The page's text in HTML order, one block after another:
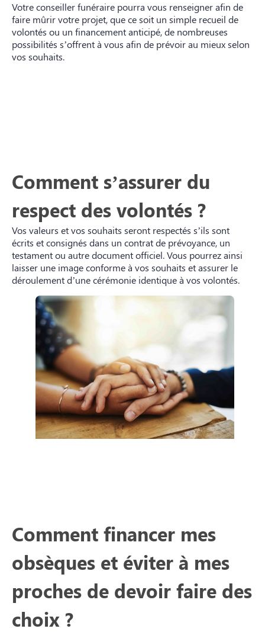
Votre conseiller funéraire pourra vous renseigner afin de
faire mûrir votre projet, que ce soit un simple recueil de
volontés ou un financement anticipé, de nombreuses
possibilités s’offrent à vous afin de prévoir au mieux selon
vos souhaits.
Comment s’assurer du
respect des volontés ?
Vos valeurs et vos souhaits seront respectés s’ils sont
écrits et consignés dans un contrat de prévoyance, un
testament ou autre document officiel. Vous pourrez ainsi
laisser une image conforme à vos souhaits et assurer le
déroulement d’une cérémonie identique à vos volontés.
Comment financer mes
obsèques et éviter à mes
proches de devoir faire des
choix ?